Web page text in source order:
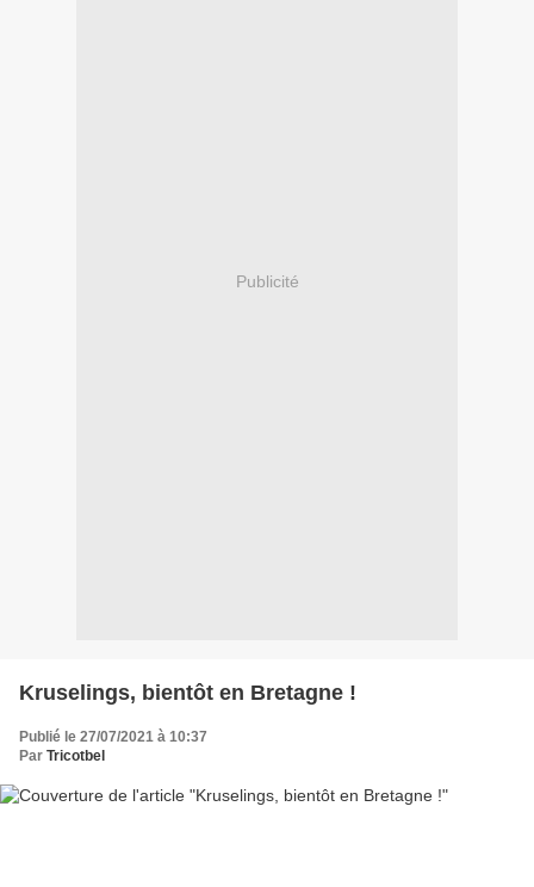
Publicité
Kruselings, bientôt en Bretagne !
Publié le 27/07/2021 à 10:37
Par Tricotbel